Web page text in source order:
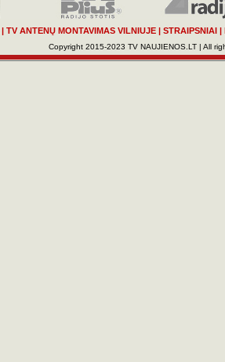
| TV ANTENŲ MONTAVIMAS VILNIUJE | STRAIPSNIAI |
Copyright 2015-2023 TV NAUJIENOS.LT | All